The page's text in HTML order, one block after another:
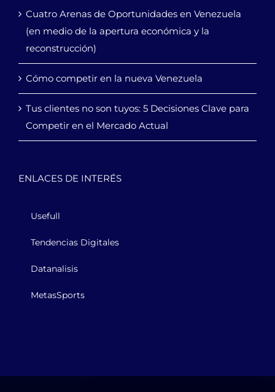
Cuatro Arenas de Oportunidades en Venezuela
(en medio de la apertura económica y la
reconstrucción)
Cómo competir en la nueva Venezuela
Tus clientes no son tuyos: 5 Decisiones Clave para
Competir en el Mercado Actual
ENLACES DE INTERÉS
Usefull
Tendencias Digitales
Datanalisis
MetasSports